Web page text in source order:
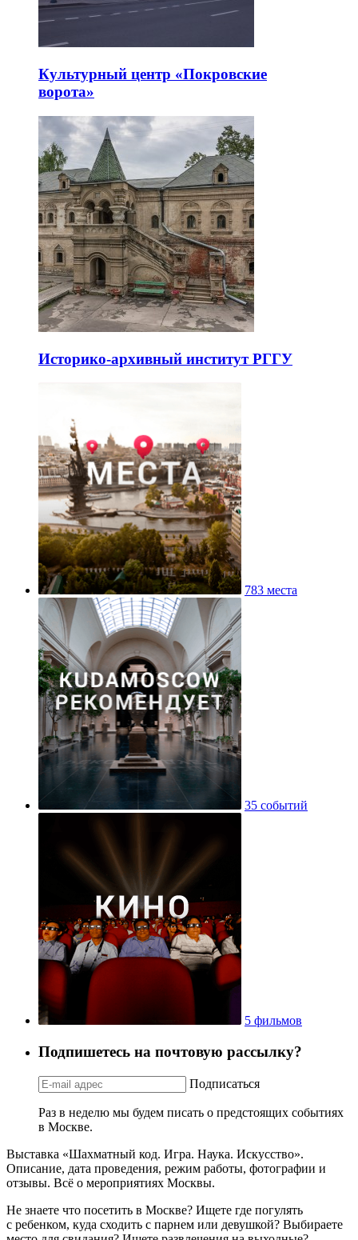
Культурный центр «Покровские
ворота»
Историко-архивный институт РГГУ
783 места
35 событий
5 фильмов
Подпишетесь на почтовую рассылку?
Подписаться
Раз в неделю мы будем писать о предстоящих событиях
в Москве.
Выставка «Шахматный код. Игра. Наука. Искусство».
Описание, дата проведения, режим работы, фотографии и
отзывы. Всё о мероприятиях Москвы.
Не знаете что посетить в Москве? Ищете где погулять
с ребенком, куда сходить с парнем или девушкой? Выбираете